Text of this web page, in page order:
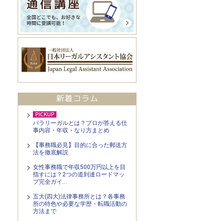
パラリーガルとは？プロが答える仕
事内容・年収・なり方まとめ
【事務職必見】目的に合った郵送方
法を徹底解説
女性事務職で年収500万円以上を目
指すには？2つの道到達ロードマッ
プ完全ガイ…
五大(四大)法律事務所とは？各事務
所の特色や必要な学歴・転職活動の
方法まで